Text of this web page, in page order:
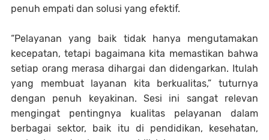
penuh empati dan solusi yang efektif.
“Pelayanan yang baik tidak hanya mengutamakan
kecepatan, tetapi bagaimana kita memastikan bahwa
setiap orang merasa dihargai dan didengarkan. Itulah
yang membuat layanan kita berkualitas,” tuturnya
dengan penuh keyakinan. Sesi ini sangat relevan
mengingat pentingnya kualitas pelayanan dalam
berbagai sektor, baik itu di pendidikan, kesehatan,